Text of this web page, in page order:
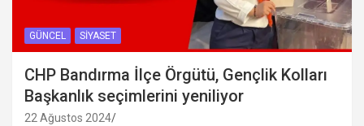
GÜNCEL SIYASET
CHP Bandırma İlçe Örgütü, Gençlik Kolları
Başkanlık seçimlerini yeniliyor
22 Ağustos 2024